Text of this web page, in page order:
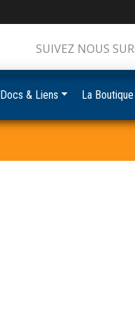
SUIVEZ NOUS SUR
Docs & Liens La Boutique